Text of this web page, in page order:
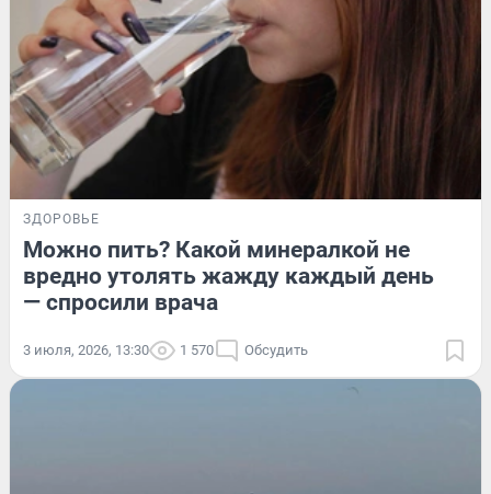
ЗДОРОВЬЕ
Можно пить? Какой минералкой не
вредно утолять жажду каждый день
— спросили врача
3 июля, 2026, 13:30 1 570 Обсудить